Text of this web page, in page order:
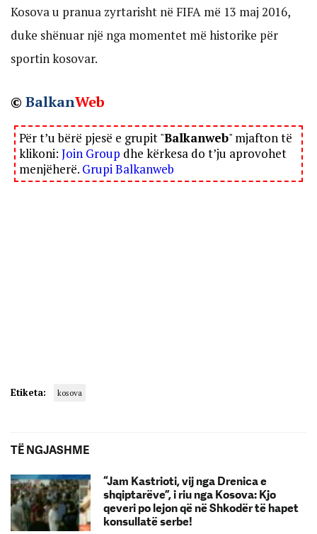
Kosova u pranua zyrtarisht në FIFA më 13 maj 2016,
duke shënuar një nga momentet më historike për
sportin kosovar.
© BalkanWeb
Për t’u bërë pjesë e grupit "Balkanweb" mjafton të
klikoni: Join Group dhe kërkesa do t’ju aprovohet
menjëherë. Grupi Balkanweb
Etiketa: kosova
TË NGJASHME
“Jam Kastrioti, vij nga Drenica e
shqiptarëve”, i riu nga Kosova: Kjo
qeveri po lejon që në Shkodër të hapet
konsullatë serbe!